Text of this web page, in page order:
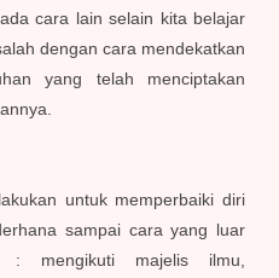
cara lain selain kita belajar
dengan cara mendekatkan
yang telah menciptakan
untuk memperbaiki diri
sampai cara yang luar
: mengikuti majelis ilmu,